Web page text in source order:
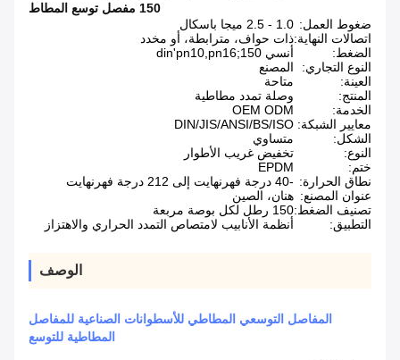
150 مفصل توسع المطاط
ضغوط العمل: 1.0 - 2.5 ميجا باسكال
اتصالات النهاية:ذات حواف، مترابطة، أو مخدد
الضغط:
أنسي 150;din'pn10,pn16
النوع التجاري:
المصنع
العينة:
متاحة
المنتج:
وصلة تمدد مطاطية
الخدمة:
OEM ODM
معايير الشبكة: DIN/JIS/ANSI/BS/ISO
الشكل:
متساوي
النوع:
تخفيض غريب الأطوار
ختم:
EPDM
نطاق الحرارة: -40 درجة فهرنهايت إلى 212 درجة فهرنهايت
عنوان المصنع: هنان، الصين
تصنيف الضغط:150 رطل لكل بوصة مربعة
التطبيق:
أنظمة الأنابيب لامتصاص التمدد الحراري والاهتزاز
الوصف
المفاصل التوسعي المطاطي للأسطوانات الصناعية للمفاصل
المطاطية للتوسع